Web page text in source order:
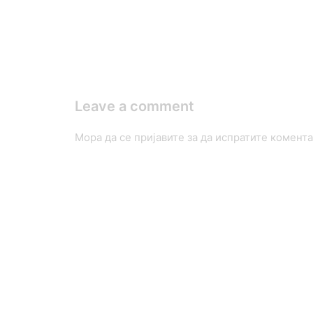
Leave a comment
Мора да се пријавите за да испратите